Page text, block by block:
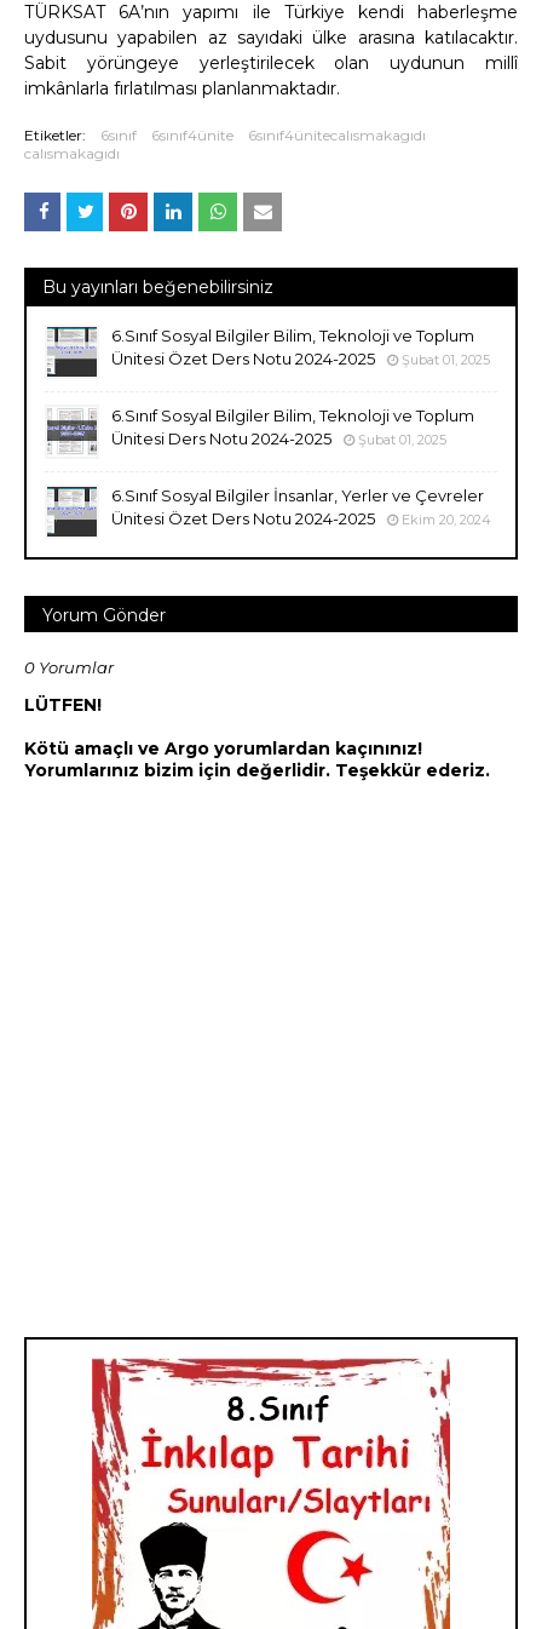
TÜRKSAT 6A’nın yapımı ile Türkiye kendi haberleşme
uydusunu yapabilen az sayıdaki ülke arasına katılacaktır.
Sabit yörüngeye yerleştirilecek olan uydunun millî
imkânlarla fırlatılması planlanmaktadır.
Etiketler: 6sınıf 6sınıf4ünite
6sınıf4ünitecalısmakagıdı
calısmakagıdı
Bu yayınları beğenebilirsiniz
6.Sınıf Sosyal Bilgiler Bilim, Teknoloji ve Toplum
Ünitesi Özet Ders Notu 2024-2025
Şubat 01, 2025
6.Sınıf Sosyal Bilgiler Bilim, Teknoloji ve Toplum
Ünitesi Ders Notu 2024-2025
Şubat 01, 2025
6.Sınıf Sosyal Bilgiler İnsanlar, Yerler ve Çevreler
Ünitesi Özet Ders Notu 2024-2025
Ekim 20, 2024
Yorum Gönder
0 Yorumlar
LÜTFEN!
Kötü amaçlı ve Argo yorumlardan kaçınınız!
Yorumlarınız bizim için değerlidir. Teşekkür ederiz.